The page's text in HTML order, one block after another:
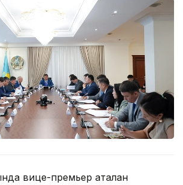
вице-премьер аталған